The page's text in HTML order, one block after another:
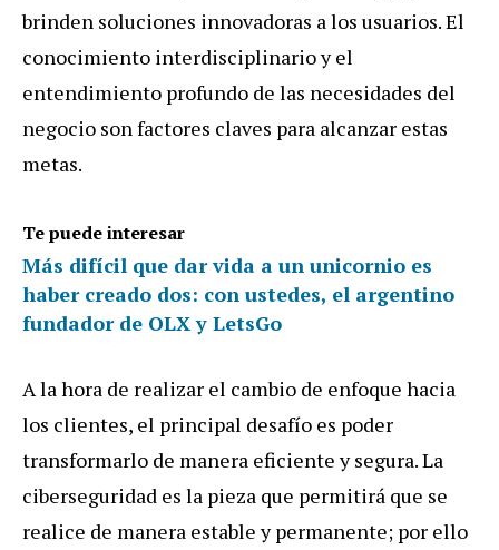
brinden soluciones innovadoras a los usuarios. El
conocimiento interdisciplinario y el
entendimiento profundo de las necesidades del
negocio son factores claves para alcanzar estas
metas.
Te puede interesar
Más difícil que dar vida a un unicornio es
haber creado dos: con ustedes, el argentino
fundador de OLX y LetsGo
A la hora de realizar el cambio de enfoque hacia
los clientes, el principal desafío es poder
transformarlo de manera eficiente y segura. La
ciberseguridad es la pieza que permitirá que se
realice de manera estable y permanente; por ello